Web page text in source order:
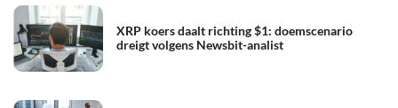
XRP koers daalt richting $1: doemscenario
dreigt volgens Newsbit-analist